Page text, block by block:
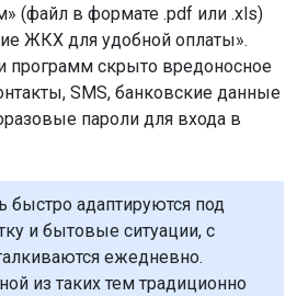
(файл в формате .pdf или .xls)
ЖКХ для удобной оплаты».
программ скрыто вредоносное
SMS, банковские данные
пароли для входа в
адаптируются под
и бытовые ситуации, с
ежедневно.
из таких тем традиционно